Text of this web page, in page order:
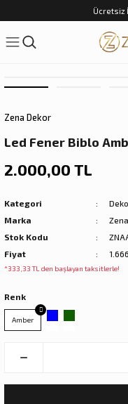
Ücretsiz
Zena Dekor
Led Fener Biblo
2.000,00 TL
Kategori
Marka
Stok Kodu
Fiyat
*333,33 TL den başlayan taksitlerle!
Renk
Amber